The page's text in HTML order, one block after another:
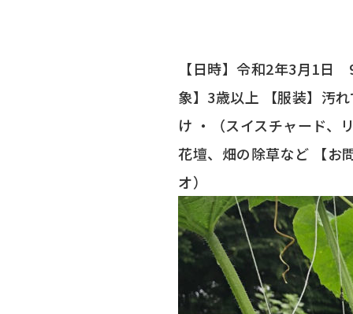
【日時】令和2年3月1
象】3歳以上 【服装】汚
け ・（スイスチャード、
花壇、畑の除草など 【お
オ）